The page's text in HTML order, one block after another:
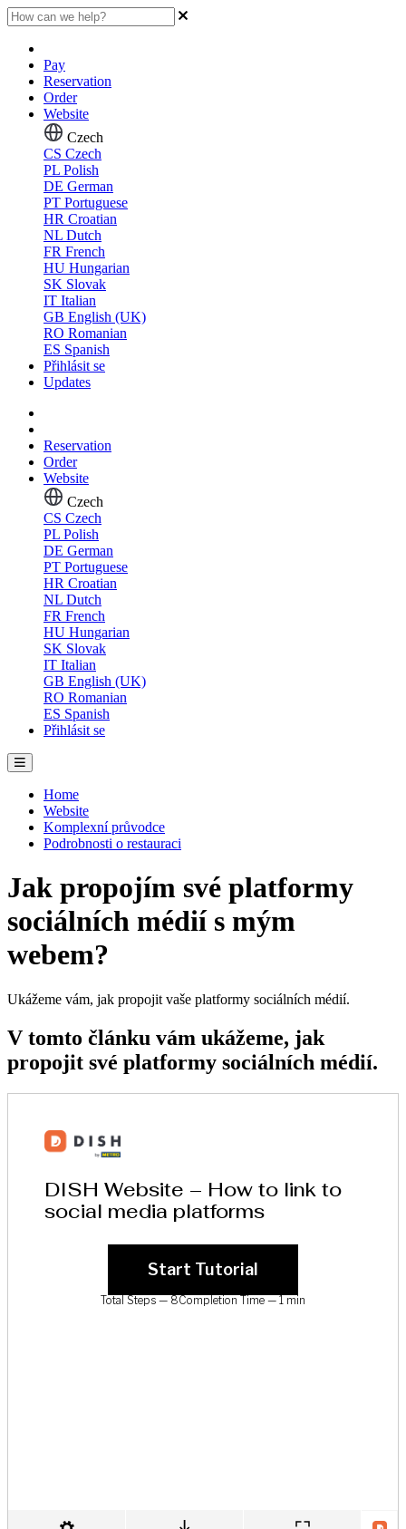
Pay
Reservation
Order
Website
Czech
CS Czech
PL Polish
DE German
PT Portuguese
HR Croatian
NL Dutch
FR French
HU Hungarian
SK Slovak
IT Italian
GB English (UK)
RO Romanian
ES Spanish
Přihlásit se
Updates
Reservation
Order
Website
Czech
CS Czech
PL Polish
DE German
PT Portuguese
HR Croatian
NL Dutch
FR French
HU Hungarian
SK Slovak
IT Italian
GB English (UK)
RO Romanian
ES Spanish
Přihlásit se
Home
Website
Komplexní průvodce
Podrobnosti o restauraci
Jak propojím své platformy
sociálních médií s mým
webem?
Ukážeme vám, jak propojit vaše platformy sociálních médií.
V tomto článku vám ukážeme, jak
propojit své platformy sociálních médií.